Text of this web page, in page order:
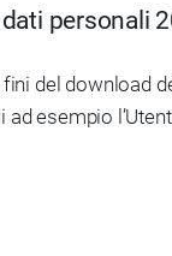
personali
del download
esempio